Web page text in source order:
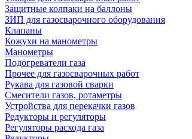
Защитные колпаки на баллоны
ЗИП для газосварочного оборудования
Клапаны
Кожухи на манометры
Манометры
Подогреватели газа
Прочее для газосварочных работ
Рукава для газовой сварки
Смесители газов, ротаметры
Устройства для перекачки газов
Редукторы и регуляторы
Регуляторы расхода газа